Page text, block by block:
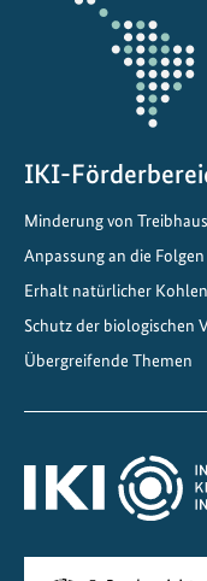
IKI-
Minderung von
Anpassung an die
Erhalt natürlicher
Schutz der biologischen
Übergreifende Themen